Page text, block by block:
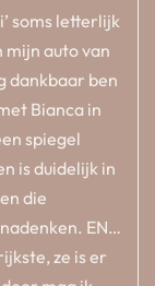
soms letterlijk
mijn auto van
dankbaar ben
Bianca in
spiegel
is duidelijk in
die
EN…
ze is er